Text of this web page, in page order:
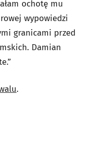
ochotę mu
wypowiedzi
granicami przed
Damian
.